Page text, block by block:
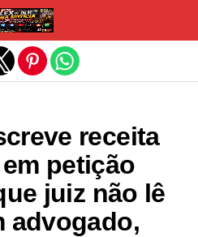
receita
petição
juiz não lê
advogado,
mobile